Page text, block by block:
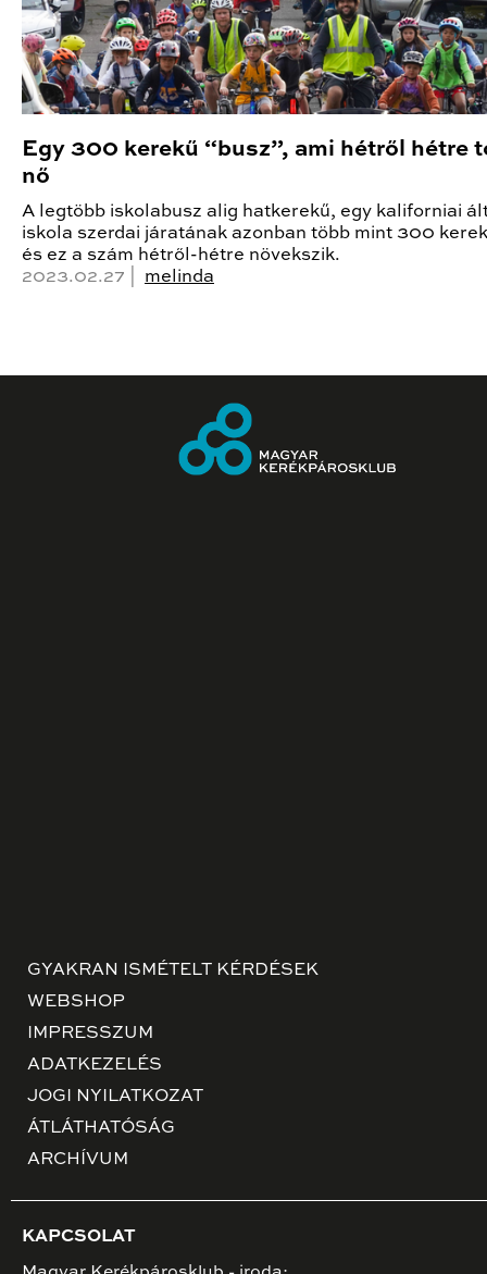
Egy 300 kerekű “busz”, ami hétről hétre
nő
A legtöbb iskolabusz alig hatkerekű, egy kaliforniai
iskola szerdai járatának azonban több mint 300
és ez a szám hétről-hétre növekszik.
2023.02.27 | melinda
GYAKRAN ISMÉTELT KÉRDÉSEK
WEBSHOP
IMPRESSZUM
ADATKEZELÉS
JOGI NYILATKOZAT
ÁTLÁTHATÓSÁG
ARCHÍVUM
KAPCSOLAT